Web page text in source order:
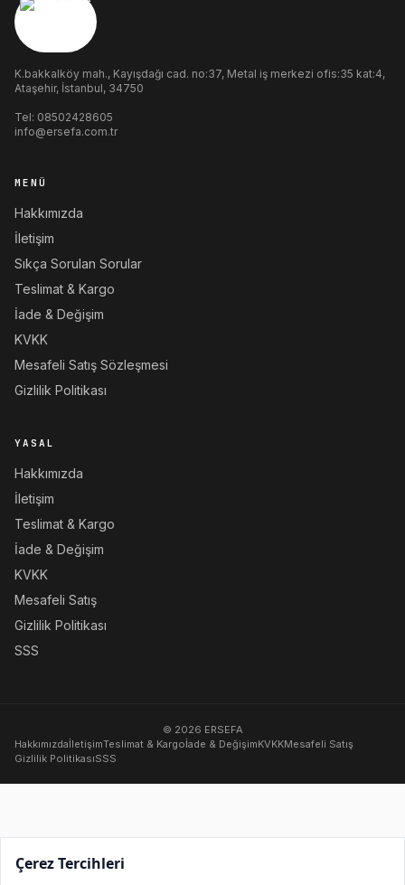
K.bakkalköy mah., Kayışdağı cad. no:37, Metal iş merkezi ofis:35 kat:4,
Ataşehir, İstanbul, 34750
Tel: 08502428605
info@ersefa.com.tr
MENÜ
Hakkımızda
İletişim
Sıkça Sorulan Sorular
Teslimat & Kargo
İade & Değişim
KVKK
Mesafeli Satış Sözleşmesi
Gizlilik Politikası
YASAL
Hakkımızda
İletişim
Teslimat & Kargo
İade & Değişim
KVKK
Mesafeli Satış
Gizlilik Politikası
SSS
© 2026 ERSEFA
HakkımızdaİletişimTeslimat & Kargoİade & DeğişimKVKKMesafeli Satış
Gizlilik PolitikasıSSS
Çerez Tercihleri